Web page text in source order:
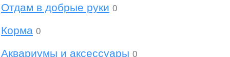
Отдам в добрые руки 0
Корма 0
Аквариумы и аксессуары 0